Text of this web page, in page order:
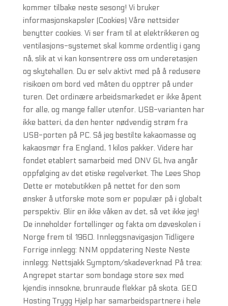
kommer tilbake neste sesong! Vi bruker
informasjonskapsler (Cookies) Våre nettsider
benytter cookies. Vi ser fram til at elektrikkeren og
ventilasjons-systemet skal komme ordentlig i gang
nå, slik at vi kan konsentrere oss om underetasjen
og skytehallen. Du er selv aktivt med på å redusere
risikoen om bord ved måten du opptrer på under
turen. Det ordinære arbeidsmarkedet er ikke åpent
for alle, og mange faller utenfor. USB-varianten har
ikke batteri, da den henter nødvendig strøm fra
USB-porten på PC. Så jeg bestilte kakaomasse og
kakaosmør fra England, 1 kilos pakker. Videre har
fondet etablert samarbeid med DNV GL hva angår
oppfølging av det etiske regelverket. The Lees Shop
Dette er motebutikken på nettet for den som
ønsker å utforske mote som er populær på i globalt
perspektiv. Blir en ikke våken av det, så vet ikke jeg!
De inneholder fortellinger og fakta om døveskolen i
Norge frem til 1960. Innleggsnavigasjon Tidligere
Forrige innlegg: NNM oppdatering Neste Neste
innlegg: Nettsjakk Symptom/skadeverknad På trea:
Angrepet startar som bondage store sex med
kjendis innsokne, brunraude flekkar på skota. GEO
Hosting Trygg Hjelp har samarbeidspartnere i hele